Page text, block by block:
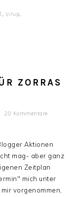
, sirup,
ZORRAS
20 Kommentare
Aktionen
mag- aber ganz
Zeitplan
mich unter
vorgenommen,